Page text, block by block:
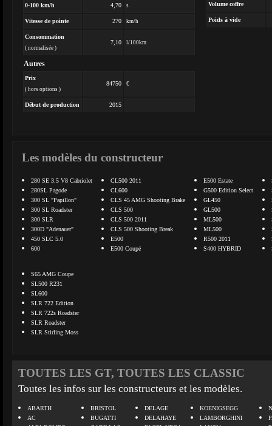
0-100 km/h 4,70 s
Vitesse de pointe 270 km/h
Consommation
( normalisée )
7,10 l/100km
Autres
Prix
( hors options )
84750 €
Début de production 2015
Volume coffre
Poids à vide
Les modèles du constructeur
280 SE 3.5 V8 Cabriolet
280SL Pagode
300 SL "Papillon"
300 SL Roadster
300 SLR
300D "Adenauer"
450 SLC 5.0
600
CL500 2011
CL600
CLS 45 AMG Shooting Brake
CLS 500
CLS 500 2011
CLS 500 Shooting Break
E500
E500 Coupé
E500 Estate
G500 Edition Select
GL450
GL500
ML500
ML500
R500 2011
S400 HYBRID
S65 AMG Coupe
SL500 R231
SL600
SLR 722 Edition
SLR 722s Roadster
SLR Roadster
SLR Stirling Moss
TOUTES LES GT, TOUTES LES CLASSIC
Toutes les infos sur les constructeurs et les modèles.
ABARTH
AC
BRISTOL
BUGATTI
DELAGE
DELAHAYE
KOENIGSEGG
LAMBORGHINI